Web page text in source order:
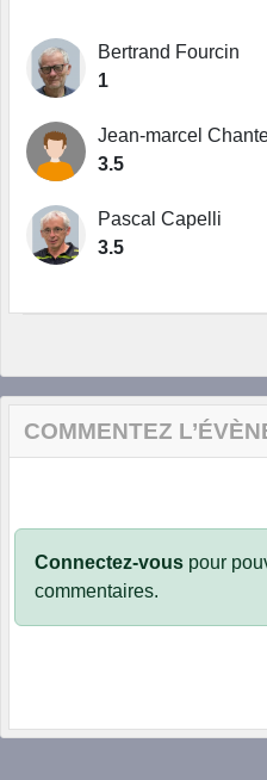
Bertrand Fourcin
1
Jean-marcel
3.5
Pascal Capelli
3.5
COMMENTEZ
Connectez-vous pour
commentaires.